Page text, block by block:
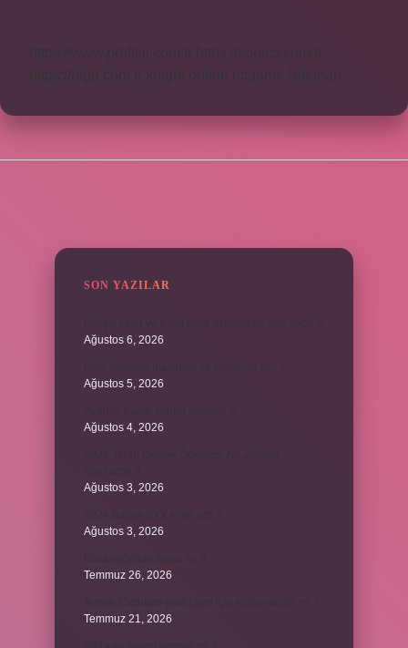
https://www.profikir.com.tr
https://sonics.com.tr
https://pigo.com.tr knight online nttgame Sitemap
SON YAZILAR
Ağustos 6, 2026
Ağustos 5, 2026
Ağustos 4, 2026
Ağustos 3, 2026
Ağustos 3, 2026
Temmuz 26, 2026
Temmuz 21, 2026